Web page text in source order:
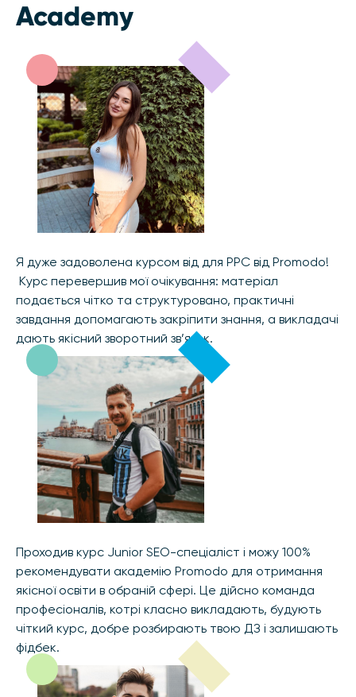
Academy
Я дуже задоволена курсом від для PPC від Promodo!
Курс перевершив мої очікування: матеріал
подається чітко та структуровано, практичні
завдання допомагають закріпити знання, а викладачі
дають якісний зворотний зв’язок.
Проходив курс Junior SEO-спеціаліст і можу 100%
рекомендувати академію Promodo для отримання
якісної освіти в обраній сфері. Це дійсно команда
професіоналів, котрі класно викладають, будують
чіткий курс, добре розбирають твою ДЗ і залишають
фідбек.